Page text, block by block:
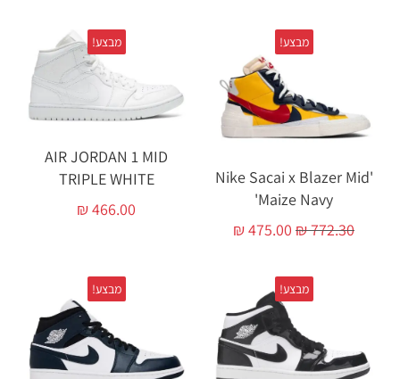
מבצע!
'Nike Sacai x Blazer Mid
'Maize Navy
₪772.30
₪475.00
מבצע!
AIR JORDAN 1 MID
TRIPLE WHITE
₪466.00
מבצע! מבצע!